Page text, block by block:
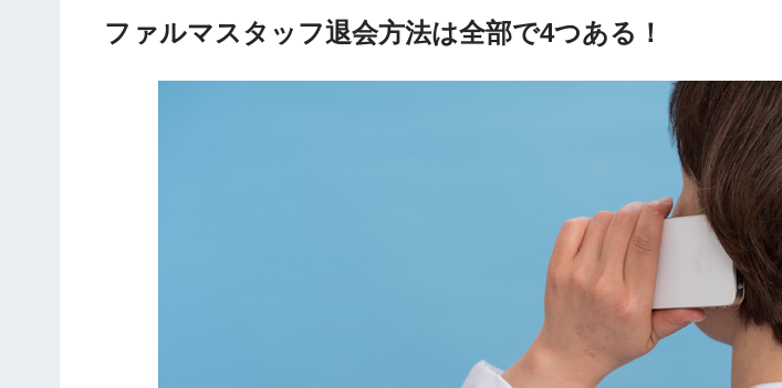
ファルマスタッフ退会方法は全部で4つある！